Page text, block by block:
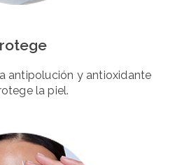
antipolución y antioxidante
la piel.